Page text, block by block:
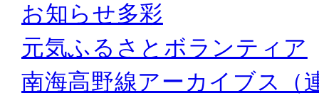
お知らせ多彩
元気ふるさとボランティア
南海高野線アーカイブス（